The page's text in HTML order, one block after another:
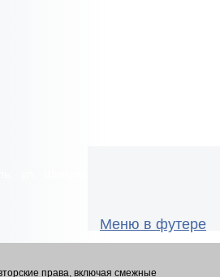
Меню в футере
права, включая смежные